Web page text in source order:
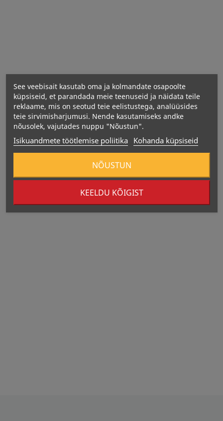
See veebisait kasutab oma ja kolmandate osapoolte
küpsiseid, et parandada meie teenuseid ja näidata teile
reklaame, mis on seotud teie eelistustega, analüüsides
teie sirvimisharjumusi. Nende kasutamiseks andke
nõusolek, vajutades nuppu "Nõustun".
Isikuandmete töötlemise poliitika Kohanda küpsiseid
KEELDU KÕIGIST
NÕUSTUN